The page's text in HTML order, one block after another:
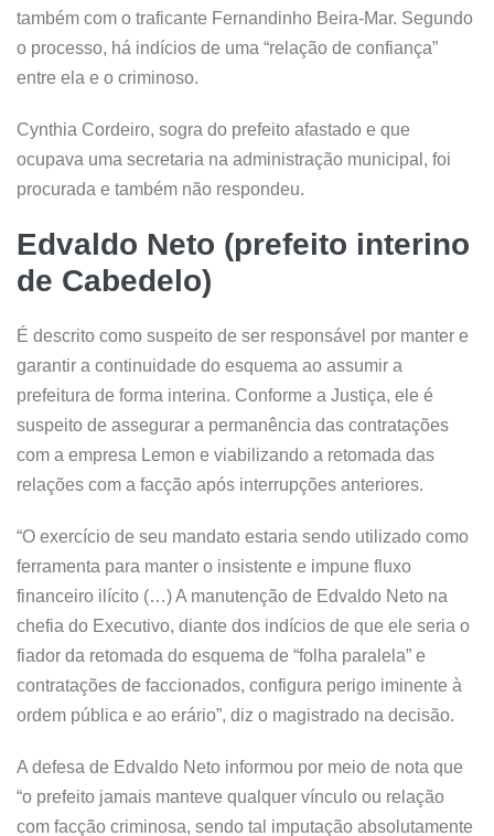
também com o traficante Fernandinho Beira-Mar. Segundo
o processo, há indícios de uma “relação de confiança”
entre ela e o criminoso.
Cynthia Cordeiro, sogra do prefeito afastado e que
ocupava uma secretaria na administração municipal, foi
procurada e também não respondeu.
Edvaldo Neto (prefeito interino
de Cabedelo)
É descrito como suspeito de ser responsável por manter e
garantir a continuidade do esquema ao assumir a
prefeitura de forma interina. Conforme a Justiça, ele é
suspeito de assegurar a permanência das contratações
com a empresa Lemon e viabilizando a retomada das
relações com a facção após interrupções anteriores.
“O exercício de seu mandato estaria sendo utilizado como
ferramenta para manter o insistente e impune fluxo
financeiro ilícito (…) A manutenção de Edvaldo Neto na
chefia do Executivo, diante dos indícios de que ele seria o
fiador da retomada do esquema de “folha paralela” e
contratações de faccionados, configura perigo iminente à
ordem pública e ao erário”, diz o magistrado na decisão.
A defesa de Edvaldo Neto informou por meio de nota que
“o prefeito jamais manteve qualquer vínculo ou relação
com facção criminosa, sendo tal imputação absolutamente